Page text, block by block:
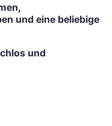
und eine beliebige
und